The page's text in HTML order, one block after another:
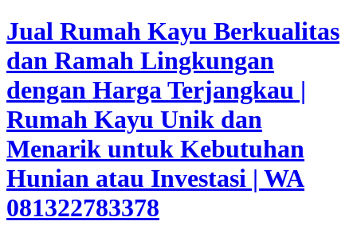
Jual Rumah Kayu Berkualitas
dan Ramah Lingkungan
dengan Harga Terjangkau |
Rumah Kayu Unik dan
Menarik untuk Kebutuhan
Hunian atau Investasi | WA
081322783378